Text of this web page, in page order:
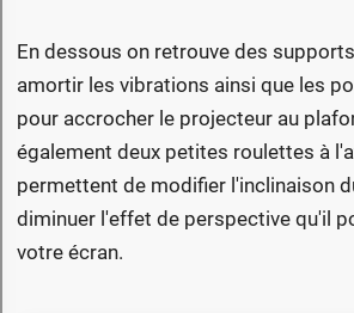
En dessous on retrouve des
amortir les vibrations ainsi que les
pour accrocher le projecteur au
également deux petites roulettes à
permettent de modifier l'inclinaison
diminuer l'effet de perspective qu'il
votre écran.